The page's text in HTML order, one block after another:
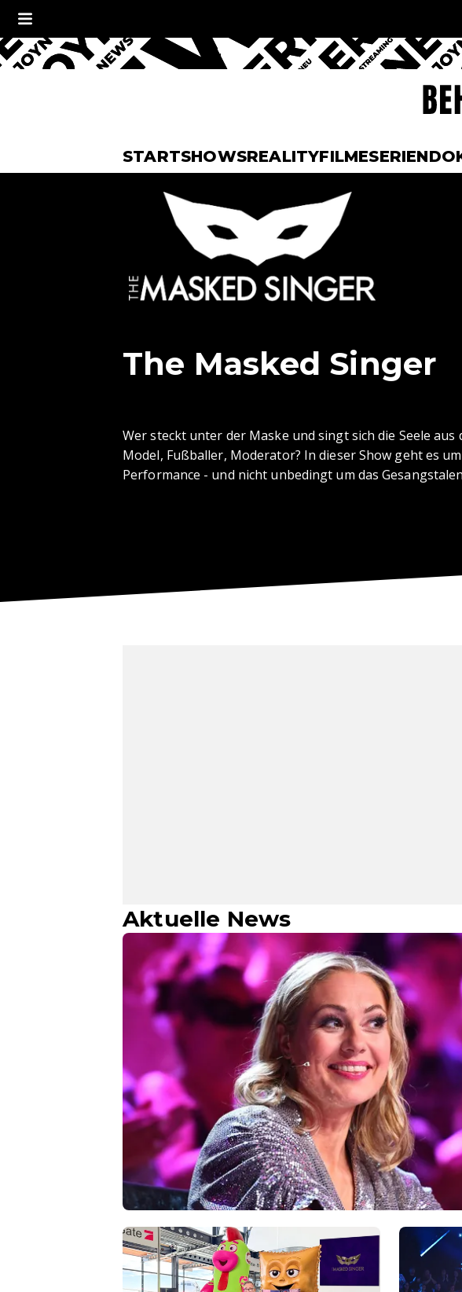
STARTSHOWSREALITYFILMESERIEN
The Masked Singer
Wer steckt unter der Maske und singt sich die Seele aus
Model, Fußballer, Moderator? In dieser Show geht es
Performance - und nicht unbedingt um das
Aktuelle News